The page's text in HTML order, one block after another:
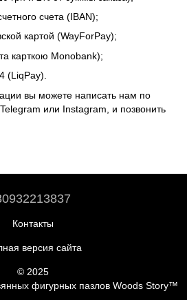
счета (IBAN);
картой (WayForPay);
карткою Monobank);
(LiqPay).
вы можете написать нам по
или Instagram, и позвонить
Контакты
версия сайта
© 2025
фигурных пазлов Woods Story™